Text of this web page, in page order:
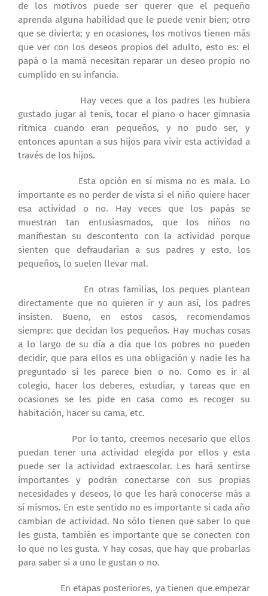
de los motivos puede ser querer que el pequeño
aprenda alguna habilidad que le puede venir bien; otro
que se divierta; y en ocasiones, los motivos tienen más
que ver con los deseos propios del adulto, esto es: el
papá o la mamá necesitan reparar un deseo propio no
cumplido en su infancia.
Hay veces que a los padres les hubiera
gustado jugar al tenis, tocar el piano o hacer gimnasia
rítmica cuando eran pequeños, y no pudo ser, y
entonces apuntan a sus hijos para vivir esta actividad a
través de los hijos.
Esta opción en sí misma no es mala. Lo
importante es no perder de vista si el niño quiere hacer
esa actividad o no. Hay veces que los papás se
muestran tan entusiasmados, que los niños no
manifiestan su descontento con la actividad porque
sienten que defraudarían a sus padres y esto, los
pequeños, lo suelen llevar mal.
En otras familias, los peques plantean
directamente que no quieren ir y aun así, los padres
insisten. Bueno, en estos casos, recomendamos
siempre: que decidan los pequeños. Hay muchas cosas
a lo largo de su día a día que los pobres no pueden
decidir, que para ellos es una obligación y nadie les ha
preguntado si les parece bien o no. Como es ir al
colegio, hacer los deberes, estudiar, y tareas que en
ocasiones se les pide en casa como es recoger su
habitación, hacer su cama, etc.
Por lo tanto, creemos necesario que ellos
puedan tener una actividad elegida por ellos y esta
puede ser la actividad extraescolar. Les hará sentirse
importantes y podrán conectarse con sus propias
necesidades y deseos, lo que les hará conocerse más a
sí mismos. En este sentido no es importante si cada año
cambian de actividad. No sólo tienen que saber lo que
les gusta, también es importante que se conecten con
lo que no les gusta. Y hay cosas, que hay que probarlas
para saber si a uno le gustan o no.
En etapas posteriores, ya tienen que empezar